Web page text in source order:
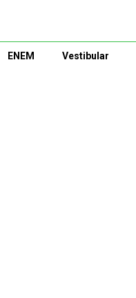
ENEM Vestibular